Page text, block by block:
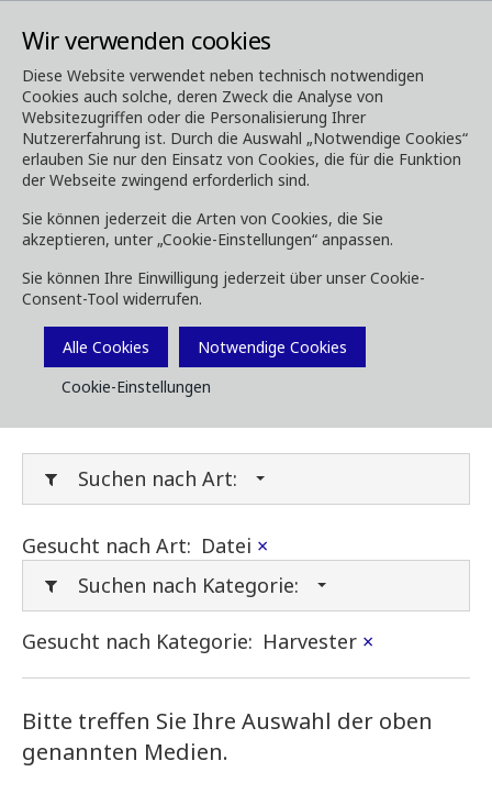
Wir verwenden cookies
Diese Website verwendet neben technisch notwendigen
Cookies auch solche, deren Zweck die Analyse von
Websitezugriffen oder die Personalisierung Ihrer
Nutzererfahrung ist. Durch die Auswahl „Notwendige Cookies“
erlauben Sie nur den Einsatz von Cookies, die für die Funktion
der Webseite zwingend erforderlich sind.
Sie können jederzeit die Arten von Cookies, die Sie
akzeptieren, unter „Cookie-Einstellungen“ anpassen.
Sie können Ihre Einwilligung jederzeit über unser Cookie-
Consent-Tool widerrufen.
Alle Cookies
Notwendige Cookies
Cookie-Einstellungen
Media Downloads
Downloads
Laden Sie Broschüren, Bilder, Videos,
Kundenmagazine und andere Medien herunter.
Sie können dies nach Typ oder Kategorie unten
Filtern.
Filter Media
Suchen nach Art:
Gesucht nach Art: Datei ×
Suchen nach Kategorie:
Gesucht nach Kategorie: Harvester ×
Bitte treffen Sie Ihre Auswahl der oben
genannten Medien.